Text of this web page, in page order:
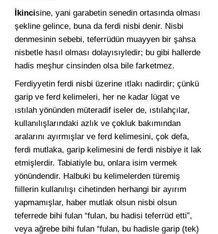
İkincisine, yani garabetin senedin ortasında olması
şekline gelince, buna da ferdi nisbi denir. Nisbi
denmesinin sebebi, teferrüdün muayyen bir şahsa
nisbetle hasıl olması dolayısıyledir; bu gibi hallerde
hadis meşhur cinsinden olsa bile farketmez.
Ferdiyyetin ferdi nisbi üzerine ıtlakı nadirdir; çünkü
garip ve ferd kelimeleri, her ne kadar lügat ve
ıstılah yönünden müteradif iseler de, ıstılahçılar,
kullanılışlarındaki azlık ve çokluk bakımından
aralarını ayırmışlar ve ferd kelimesini, çok defa,
ferdi mutlaka, garip kelimesini de ferdi nisbiye it lak
etmişlerdir. Tabiatiyle bu, onlara isim vermek
yönündendir. Halbuki bu kelimelerden türemiş
fiillerin kullanılışı cihetinden herhangi bir ayırım
yapmamışlar, haber mutlak olsun nisbi olsun
teferrede bihi fulan “fulan, bu hadisi teferrüd etti”,
veya ağrebe bihi fulan “fulan, bu hadisle garip (tek)